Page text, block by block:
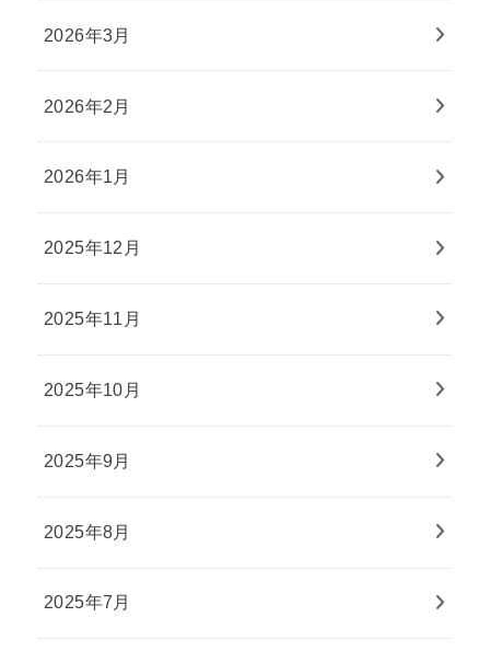
2026年3月
2026年2月
2026年1月
2025年12月
2025年11月
2025年10月
2025年9月
2025年8月
2025年7月